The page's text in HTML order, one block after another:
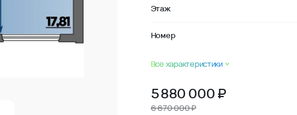
Этаж
Номер
Все характеристики
5 880 000₽
6 670 000 ₽